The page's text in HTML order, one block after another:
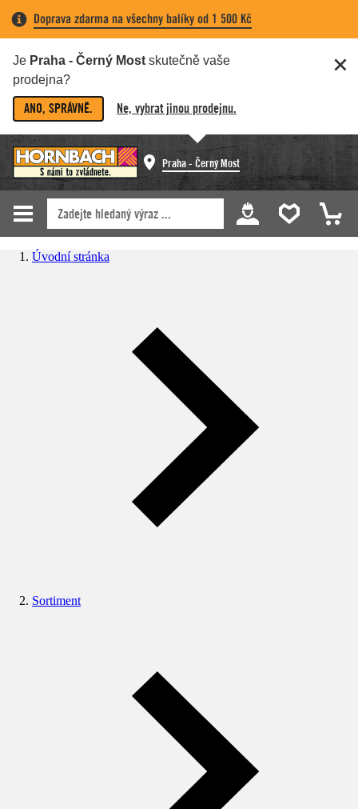
Doprava zdarma na všechny balíky od 1 500 Kč
Je Praha - Černý Most skutečně vaše
prodejna?
ANO, SPRÁVNĚ. Ne, vybrat jinou prodejnu.
Praha - Černý Most
Úvodní stránka
Sortiment